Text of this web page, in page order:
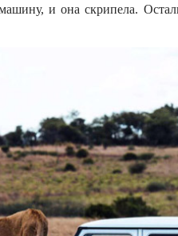
и она скрипела.